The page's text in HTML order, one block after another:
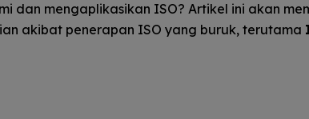
dan mengaplikasikan ISO? Artikel ini akan
akibat penerapan ISO yang buruk, terutama